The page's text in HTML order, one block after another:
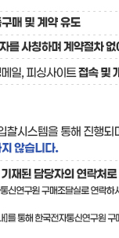
기술사업화플
기술예고